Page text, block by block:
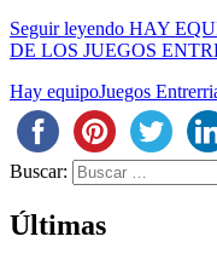
Seguir leyendo HAY
DE LOS JUEGOS
Hay equipoJuegos
Buscar:
Últimas